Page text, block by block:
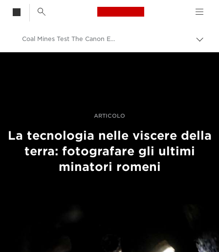
Canon Logo, back
Coal Mines Test The Canon EOS R System To Its Low Light Limits
ARTICOLO
La tecnologia nelle viscere della
terra: fotografare gli ultimi
minatori romeni